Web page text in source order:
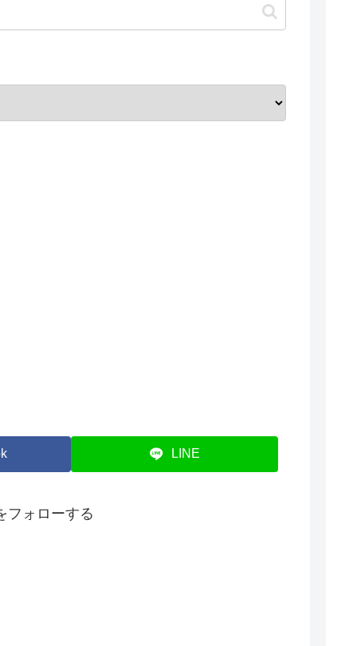
LINE
フォローする